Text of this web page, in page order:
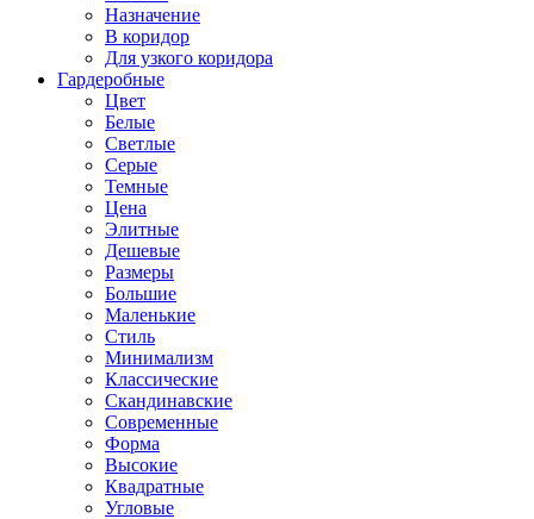
Назначение
В коридор
Для узкого коридора
Гардеробные
Цвет
Белые
Светлые
Серые
Темные
Цена
Элитные
Дешевые
Размеры
Большие
Маленькие
Стиль
Минимализм
Классические
Скандинавские
Современные
Форма
Высокие
Квадратные
Угловые